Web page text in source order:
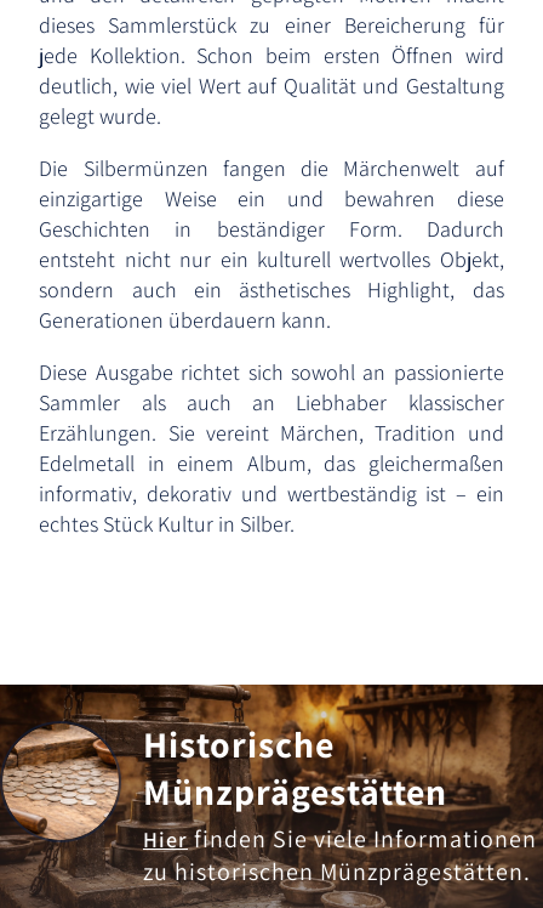
dieses Sammlerstück zu einer Bereicherung für
jede Kollektion. Schon beim ersten Öffnen wird
deutlich, wie viel Wert auf Qualität und Gestaltung
gelegt wurde.
Die Silbermünzen fangen die Märchenwelt auf
einzigartige Weise ein und bewahren diese
Geschichten in beständiger Form. Dadurch
entsteht nicht nur ein kulturell wertvolles Objekt,
sondern auch ein ästhetisches Highlight, das
Generationen überdauern kann.
Diese Ausgabe richtet sich sowohl an passionierte
Sammler als auch an Liebhaber klassischer
Erzählungen. Sie vereint Märchen, Tradition und
Edelmetall in einem Album, das gleichermaßen
informativ, dekorativ und wertbeständig ist – ein
echtes Stück Kultur in Silber.
Historische
Münzprägestätten
Hierfinden Sie viele Informationen
zu historischen Münzprägestätten.